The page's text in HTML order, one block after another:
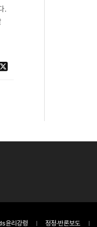
.
윤리강령 정정·반론보도